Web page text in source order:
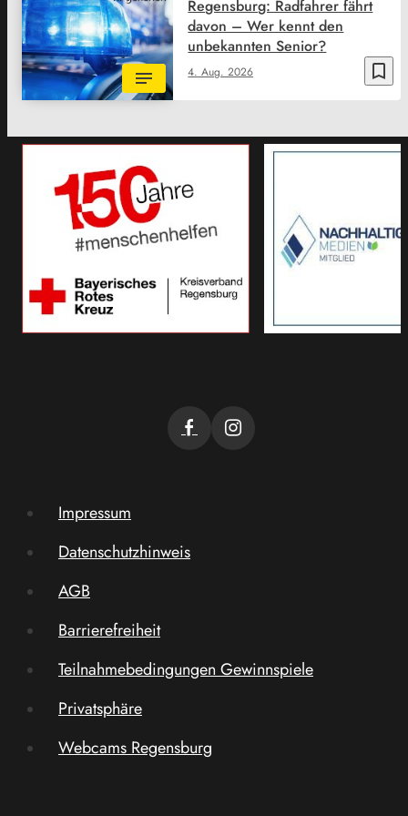
bookmark_border
4. Aug. 2026
Regensburg: Radfahrer fährt
davon – Wer kennt den
unbekannten Senior?
Impressum
Datenschutzhinweis
AGB
Barrierefreiheit
Teilnahmebedingungen Gewinnspiele
Privatsphäre
Webcams Regensburg